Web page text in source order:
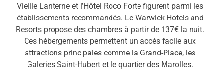
Vieille Lanterne et l’Hôtel Roco Forte figurent parmi les
établissements recommandés. Le Warwick Hotels and
Resorts propose des chambres à partir de 137€ la nuit.
Ces hébergements permettent un accès facile aux
attractions principales comme la Grand-Place, les
Galeries Saint-Hubert et le quartier des Marolles.